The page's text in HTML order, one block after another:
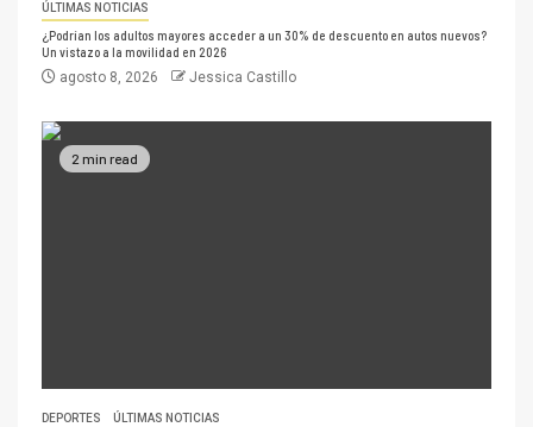
ÚLTIMAS NOTICIAS
¿Podrían los adultos mayores acceder a un 30% de descuento en autos nuevos?
Un vistazo a la movilidad en 2026
agosto 8, 2026 Jessica Castillo
2 min read
DEPORTES ÚLTIMAS NOTICIAS